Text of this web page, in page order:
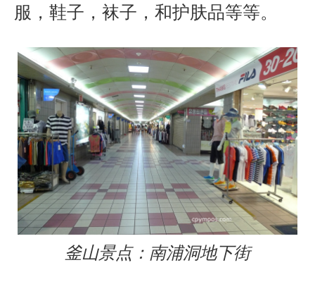
服，鞋子，袜子，和护肤品等等。
釜山景点：南浦洞地下街